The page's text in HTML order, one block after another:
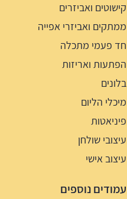
קישוטים ואביזרים
ממתקים ואביזרי אפייה
חד פעמי מתכלה
הפתעות ואריזות
בלונים
מיכלי הליום
פיניאטות
עיצובי שולחן
עיצוב אישי
עמודים נוספים